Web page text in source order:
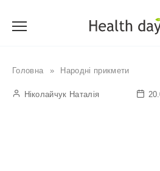
Головна » Народні прикмети
Ніколайчук Наталія